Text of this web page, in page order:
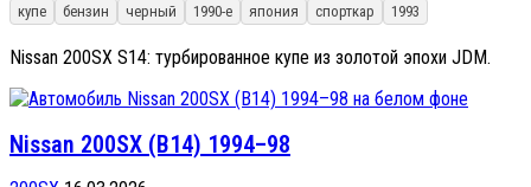
купе бензин черный 1990-е япония спорткар 1993
Nissan 200SX S14: турбированное купе из золотой эпохи JDM.
Nissan 200SX (B14) 1994–98